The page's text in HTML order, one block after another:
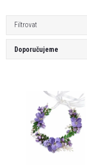
Filtrovat
ŘDoporučujeme
Nejprodávanější
Abecedně